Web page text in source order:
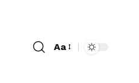
Aa